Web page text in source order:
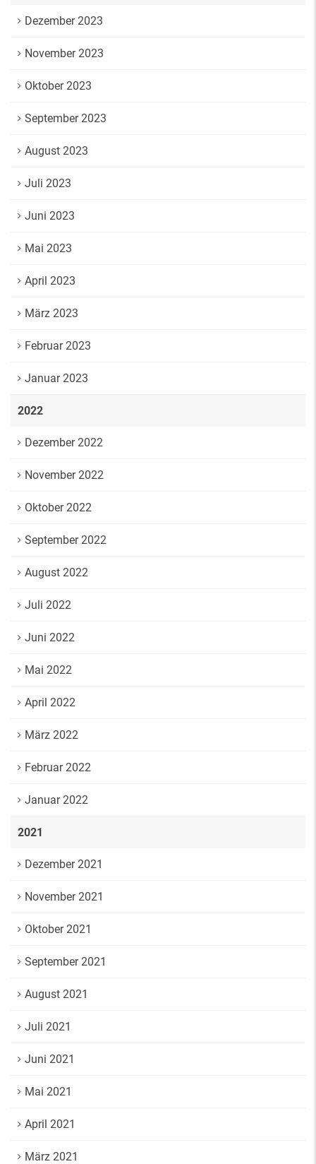
Dezember 2023
November 2023
Oktober 2023
September 2023
August 2023
Juli 2023
Juni 2023
Mai 2023
April 2023
März 2023
Februar 2023
Januar 2023
2022
Dezember 2022
November 2022
Oktober 2022
September 2022
August 2022
Juli 2022
Juni 2022
Mai 2022
April 2022
März 2022
Februar 2022
Januar 2022
2021
Dezember 2021
November 2021
Oktober 2021
September 2021
August 2021
Juli 2021
Juni 2021
Mai 2021
April 2021
März 2021